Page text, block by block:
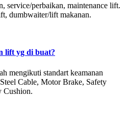
service/perbaikan, maintenance lift.
dumbwaiter/lift makanan.
lift yg di buat?
mengikuti standart keamanan
Cable, Motor Brake, Safety
Cushion.